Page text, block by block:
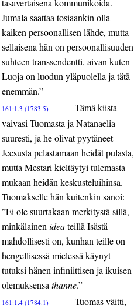
tasavertaisena kommunikoida.
Jumala saattaa tosiaankin olla
kaiken persoonallisen lähde, mutta
sellaisena hän on persoonallisuuden
suhteen transsendentti, aivan kuten
Luoja on luodun yläpuolella ja tätä
enemmän.”
161:1.3 (1783.5)
Tämä kiista
vaivasi Tuomasta ja Natanaelia
suuresti, ja he olivat pyytäneet
Jeesusta pelastamaan heidät pulasta,
mutta Mestari kieltäytyi tulemasta
mukaan heidän keskusteluihinsa.
Tuomakselle hän kuitenkin sanoi:
”Ei ole suurtakaan merkitystä sillä,
minkälainen ideateillä Isästä
mahdollisesti on, kunhan teille on
hengellisessä mielessä käynyt
tutuksi hänen infiniittisen ja ikuisen
olemuksensa ihanne.”
161:1.4 (1784.1)
Tuomas väitti,